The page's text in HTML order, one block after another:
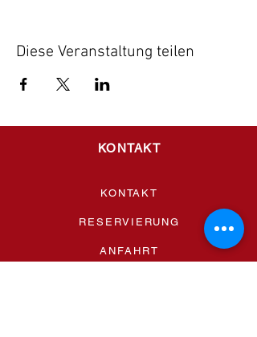
Diese Veranstaltung teilen
KONTAKT
KONTAKT
RESERVIERUNG
ANFAHRT